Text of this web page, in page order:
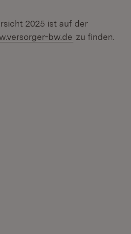
2025 ist auf der
bw.de (Öffnet in
zu finden.